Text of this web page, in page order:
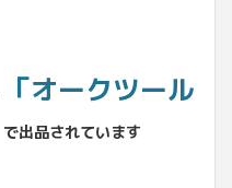
「オークツール
で出品されています